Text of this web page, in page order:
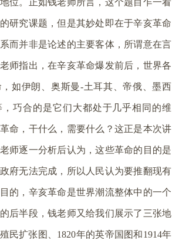
位。正如钱老师所言，这个题目乍一看
研究课题，但是其妙处即在于辛亥革命
而并非是论述的主要客体，所谓意在言
师指出，在辛亥革命爆发前后，世界各
如伊朗、奥斯曼-土耳其、帝俄、墨西
巧合的是它们大都处于几乎相同的维
命，干什么，需要什么？这正是本次讲
师逐一分析后认为，这些革命的目的是
府无法完成，所以人民认为要推翻现有
的，辛亥革命是世界潮流整体中的一个
后半段，钱老师又给我们展示了三张地
民扩张图、1820年的英帝国图和1914年